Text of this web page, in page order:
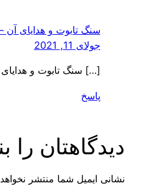
سنگ تابوت و هدایای آن – 09196638253 | بهترین
جولای 11, 2021
[…] سنگ تابوت و هدایای آن اولین
پاسخ
دیدگاهتان را
نشانی ایمیل شما منتشر